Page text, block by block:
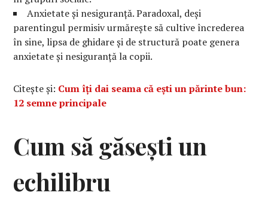
Anxietate și nesiguranță. Paradoxal, deși
parentingul permisiv urmărește să cultive încrederea
în sine, lipsa de ghidare și de structură poate genera
anxietate și nesiguranță la copii.
Citește și: Cum îți dai seama că ești un părinte bun:
12 semne principale
Cum să găsești un
echilibru